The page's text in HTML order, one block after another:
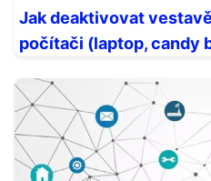
Jak deaktivovat
počítači (laptop, candy